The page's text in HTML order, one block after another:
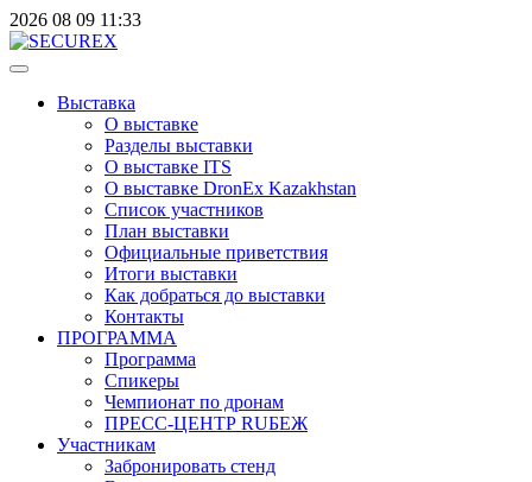
2026 08 09 11:33
Выставка
О выставке
Разделы выставки
О выставке ITS
О выставке DronEx Kazakhstan
Список участников
План выставки
Официальные приветствия
Итоги выставки
Как добраться до выставки
Контакты
ПРОГРАММА
Программа
Спикеры
Чемпионат по дронам
ПРЕСС-ЦЕНТР RUБЕЖ
Участникам
Забронировать стенд